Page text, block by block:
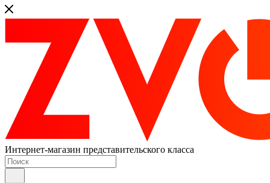
Интернет-магазин представительского класса